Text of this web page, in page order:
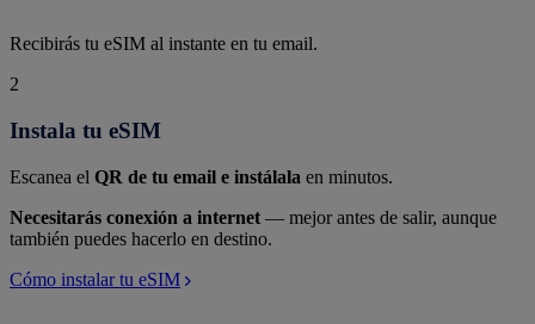
Recibirás tu eSIM al instante en tu email.
2
Instala tu eSIM
Escanea el QR de tu email e instálala en minutos.
Necesitarás conexión a internet — mejor antes de salir, aunque
también puedes hacerlo en destino.
Cómo instalar tu eSIM